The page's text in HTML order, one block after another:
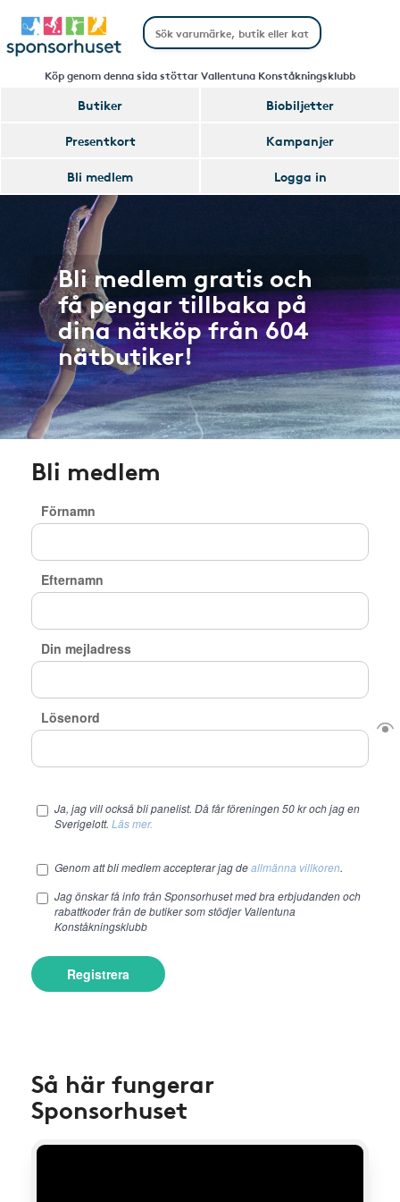
Köp genom denna sida stöttar Vallentuna Konståkningsklubb
Butiker
Biobiljetter
Presentkort
Kampanjer
Bli medlem
Logga in
Bli medlem gratis och
få pengar tillbaka på
dina nätköp från 604
nätbutiker!
Bli medlem
Förnamn
Efternamn
Din mejladress
Lösenord
Ja, jag vill också bli panelist. Då får föreningen 50 kr och jag en
Sverigelott. Läs mer.
Genom att bli medlem accepterar jag deallmänna villkoren.
Jag önskar få info från Sponsorhuset med bra erbjudanden och
rabattkoder från de butiker som stödjer Vallentuna
Konståkningsklubb
Registrera
Så här fungerar
Sponsorhuset